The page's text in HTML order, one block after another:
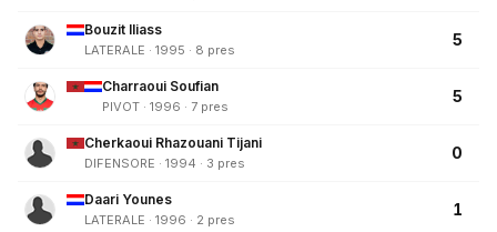
Bouzit Iliass
LATERALE · 1995 · 8 pres
5
Charraoui Soufian
PIVOT · 1996 · 7 pres
5
Cherkaoui Rhazouani Tijani
DIFENSORE · 1994 · 3 pres
0
Daari Younes
LATERALE · 1996 · 2 pres
1